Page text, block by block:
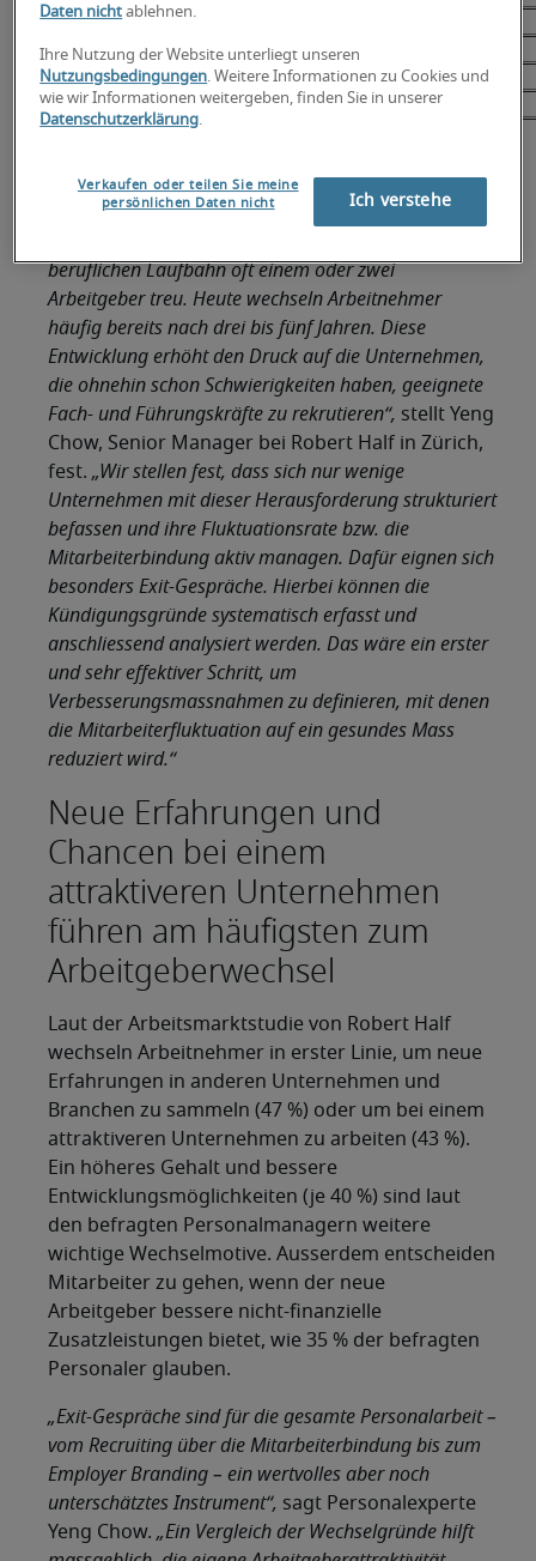
Erheblich gestiegen
Etwas gestiegen
Gleichbleibend
36 %
Es gibt weniger freiwillige Kündigungen
HR-Manager
beruflichen Laufbahn oft einem oder zwei
Arbeitgeber treu. Heute wechseln Arbeitnehmer
häufig bereits nach drei bis fünf Jahren. Diese
Entwicklung erhöht den Druck auf die Unternehmen,
die ohnehin schon Schwierigkeiten haben, geeignete
Fach- und Führungskräfte zu rekrutieren“, stellt Yeng
Chow, Senior Manager bei Robert Half in Zürich,
fest. „Wir stellen fest, dass sich nur wenige
Unternehmen mit dieser Herausforderung strukturiert
befassen und ihre Fluktuationsrate bzw. die
Mitarbeiterbindung aktiv managen. Dafür eignen sich
besonders Exit-Gespräche. Hierbei können die
Kündigungsgründe systematisch erfasst und
anschliessend analysiert werden. Das wäre ein erster
und sehr effektiver Schritt, um
Verbesserungsmassnahmen zu definieren, mit denen
die Mitarbeiterfluktuation auf ein gesundes Mass
reduziert wird.“
Neue Erfahrungen und
Chancen bei einem
attraktiveren Unternehmen
führen am häufigsten zum
Arbeitgeberwechsel
Laut der Arbeitsmarktstudie von Robert Half
wechseln Arbeitnehmer in erster Linie, um neue
Erfahrungen in anderen Unternehmen und
Branchen zu sammeln (47 %) oder um bei einem
attraktiveren Unternehmen zu arbeiten (43 %).
Ein höheres Gehalt und bessere
Entwicklungsmöglichkeiten (je 40 %) sind laut
den befragten Personalmanagern weitere
wichtige Wechselmotive. Ausserdem entscheiden
Mitarbeiter zu gehen, wenn der neue
Arbeitgeber bessere nicht-finanzielle
Zusatzleistungen bietet, wie 35 % der befragten
Personaler glauben.
„Exit-Gespräche sind für die gesamte Personalarbeit –
vom Recruiting über die Mitarbeiterbindung bis zum
Employer Branding – ein wertvolles aber noch
unterschätztes Instrument“, sagt Personalexperte
Yeng Chow. „Ein Vergleich der Wechselgründe hilft
Daten nicht ablehnen.
Ihre Nutzung der Website unterliegt unseren
Nutzungsbedingungen. Weitere Informationen zu Cookies und
wie wir Informationen weitergeben, finden Sie in unserer
Datenschutzerklärung.
Verkaufen oder teilen Sie meine
persönlichen Daten nicht
Ich verstehe